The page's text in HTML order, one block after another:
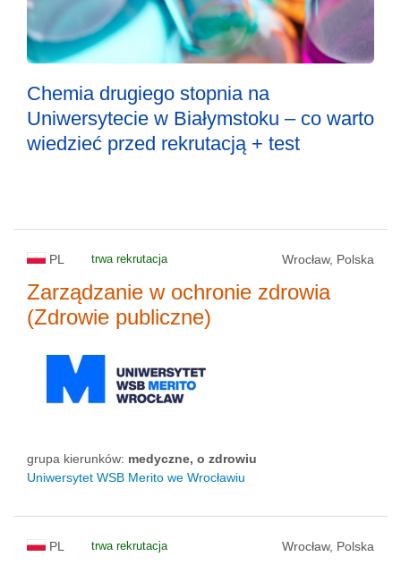
Chemia drugiego stopnia na
Uniwersytecie w Białymstoku – co warto
wiedzieć przed rekrutacją + test
PL trwa rekrutacja Wrocław, Polska
Zarządzanie w ochronie zdrowia
(Zdrowie publiczne)
grupa kierunków: medyczne, o zdrowiu
Uniwersytet WSB Merito we Wrocławiu
PL trwa rekrutacja Wrocław, Polska